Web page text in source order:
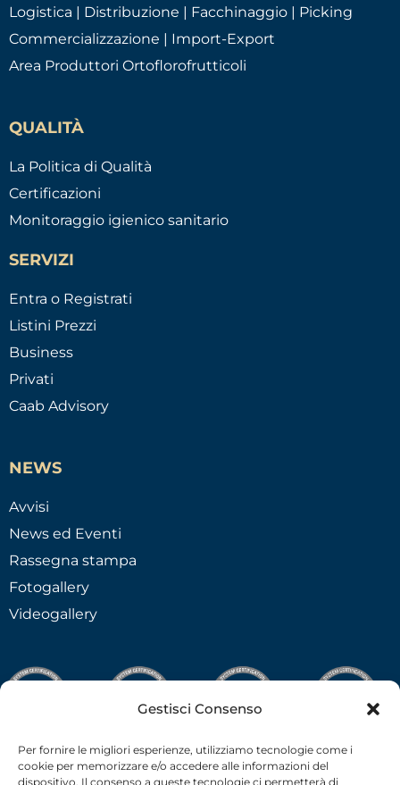
Gestisci Consenso
Per fornire le migliori esperienze, utilizziamo tecnologie come i
cookie per memorizzare e/o accedere alle informazioni del
dispositivo. Il consenso a queste tecnologie ci permetterà di
Logistica | Distribuzione | Facchinaggio | Picking
Commercializzazione | Import-Export
Area Produttori Ortoflorofrutticoli
QUALITÀ
La Politica di Qualità
Certificazioni
Monitoraggio igienico sanitario
SERVIZI
Entra o Registrati
Listini Prezzi
Business
Privati
Caab Advisory
NEWS
Avvisi
News ed Eventi
Rassegna stampa
Fotogallery
Videogallery